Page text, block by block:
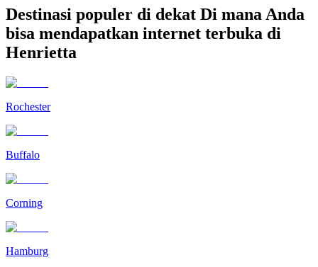
Destinasi populer di dekat Di mana Anda
bisa mendapatkan internet terbuka di
Henrietta
Rochester
Buffalo
Corning
Hamburg